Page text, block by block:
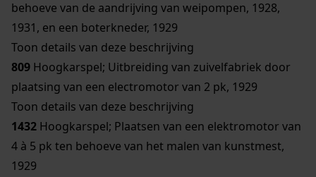
behoeve van de aandrijving van weipompen, 1928,
1931, en een boterkneder, 1929
Toon details van deze beschrijving
809 Hoogkarspel; Uitbreiding van zuivelfabriek door
plaatsing van een electromotor van 2 pk, 1929
Toon details van deze beschrijving
1432 Hoogkarspel; Plaatsen van een elektromotor van
4 à 5 pk ten behoeve van het malen van kunstmest,
1929